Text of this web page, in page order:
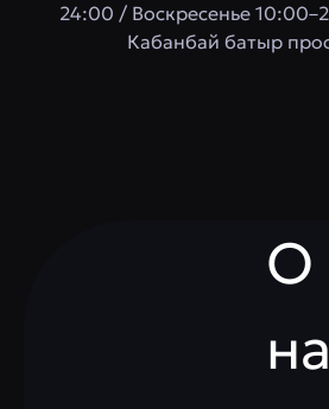
24:00 / Воскресенье
​Кабанбай батыр
О